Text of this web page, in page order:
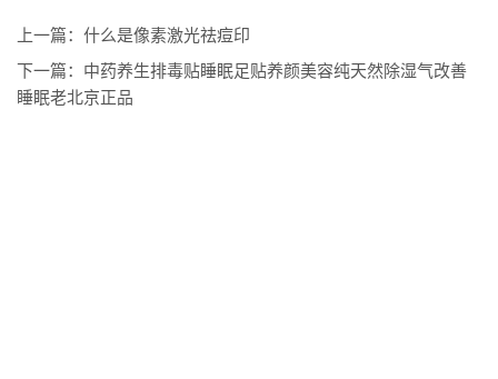
上一篇： 什么是像素激光祛痘印
下一篇： 中药养生排毒贴睡眠足贴养颜美容纯天然除湿气改善
睡眠老北京正品